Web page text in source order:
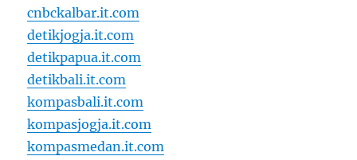
cnbckalbar.it.com
detikjogja.it.com
detikpapua.it.com
detikbali.it.com
kompasbali.it.com
kompasjogja.it.com
kompasmedan.it.com